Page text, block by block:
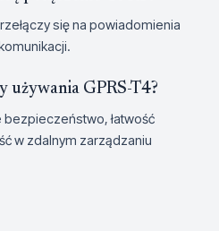
się na powiadomienia
używania GPRS-T4?
bezpieczeństwo, łatwość
w zdalnym zarządzaniu